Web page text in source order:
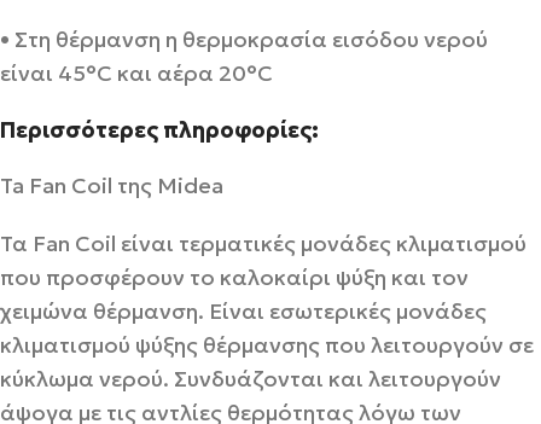
• Στη θέρμανση η θερμοκρασία εισόδου νερού
είναι 45°C και αέρα 20°C
Περισσότερες πληροφορίες:
Ta Fan Coil της Midea
Τα Fan Coil είναι τερματικές μονάδες κλιματισμού
που προσφέρουν το καλοκαίρι ψύξη και τον
χειμώνα θέρμανση. Είναι εσωτερικές μονάδες
κλιματισμού ψύξης θέρμανσης που λειτουργούν σε
κύκλωμα νερού. Συνδυάζονται και λειτουργούν
άψογα με τις αντλίες θερμότητας λόγω των